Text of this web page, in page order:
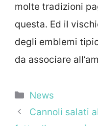
molte tradizioni
questa. Ed il
degli emblemi
da associare
Categorie
News
Cannoli salati